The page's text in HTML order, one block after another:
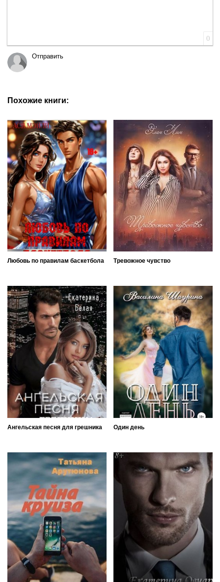
0
Отправить
Похожие книги:
Любовь по правилам баскетбола Тревожное чувство
Ангельская песня для грешника Один день